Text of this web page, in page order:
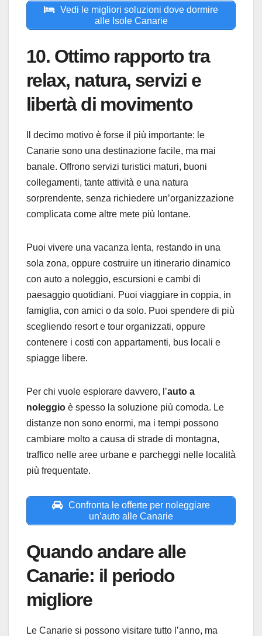
Vedi le migliori soluzioni dove dormire
alle Isole Canarie
10. Ottimo rapporto tra
relax, natura, servizi e
libertà di movimento
Il decimo motivo è forse il più importante: le
Canarie sono una destinazione facile, ma mai
banale. Offrono servizi turistici maturi, buoni
collegamenti, tante attività e una natura
sorprendente, senza richiedere un’organizzazione
complicata come altre mete più lontane.
Puoi vivere una vacanza lenta, restando in una
sola zona, oppure costruire un itinerario dinamico
con auto a noleggio, escursioni e cambi di
paesaggio quotidiani. Puoi viaggiare in coppia, in
famiglia, con amici o da solo. Puoi spendere di più
scegliendo resort e tour organizzati, oppure
contenere i costi con appartamenti, bus locali e
spiagge libere.
Per chi vuole esplorare davvero, l’auto a
noleggio è spesso la soluzione più comoda. Le
distanze non sono enormi, ma i tempi possono
cambiare molto a causa di strade di montagna,
traffico nelle aree urbane e parcheggi nelle località
più frequentate.
Confronta le offerte per noleggiare
un’auto alle Canarie
Quando andare alle
Canarie: il periodo
migliore
Le Canarie si possono visitare tutto l’anno, ma